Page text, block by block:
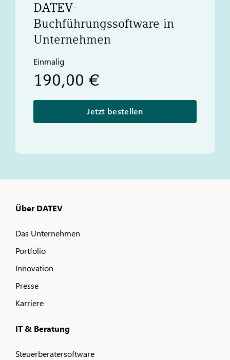
DATEV-
Buchführungssoftware in
Unternehmen
Einmalig
190,00 €
Jetzt bestellen
Über DATEV
Das Unternehmen
Portfolio
Innovation
Presse
Karriere
IT & Beratung
Steuerberatersoftware